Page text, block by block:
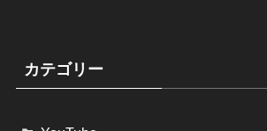
カテゴリー